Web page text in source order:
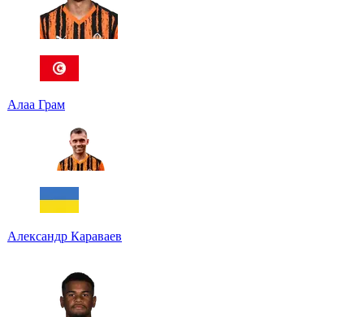
Алаа Грам
Александр Караваев